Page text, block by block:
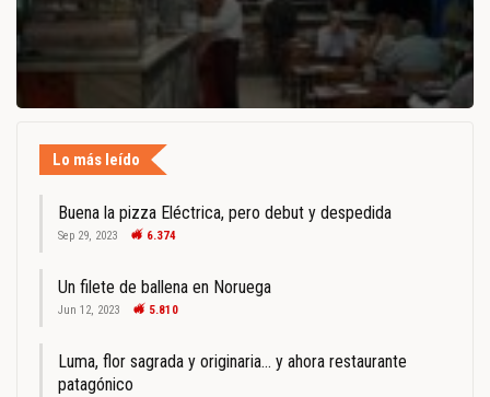
Lo más leído
Buena la pizza Eléctrica, pero debut y despedida
Sep 29, 2023 6.374
Un filete de ballena en Noruega
Jun 12, 2023 5.810
Luma, flor sagrada y originaria… y ahora restaurante
patagónico